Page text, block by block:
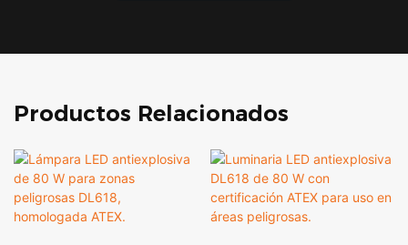
Productos Relacionados